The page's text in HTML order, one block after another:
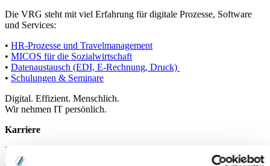
Die VRG steht mit viel Erfahrung für digitale Prozesse, Software
und Services:
• HR-Prozesse und Travelmanagement
• MICOS für die Sozialwirtschaft
• Datenaustausch (EDI, E-Rechnung, Druck)
• Schulungen & Seminare
Digital. Effizient. Menschlich.
Wir nehmen IT persönlich.
Karriere
Karriere bei der VRG & Stellenangebote
Ausbildung